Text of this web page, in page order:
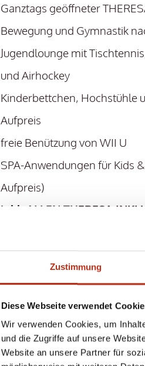
Zustimmung
Diese Webseite verwendet
Wir verwenden Cookies, um
und die Zugriffe auf unsere
Website an unsere Partner für
Ganztags geöffneter
Bewegung und Gymnastik
Jugendlounge mit
und Airhockey
Kinderbettchen, Hochstühle
Aufpreis
freie Benützung von WII U
SPA-Anwendungen für Kids
Aufpreis)
inkl. ALLEN THERESA